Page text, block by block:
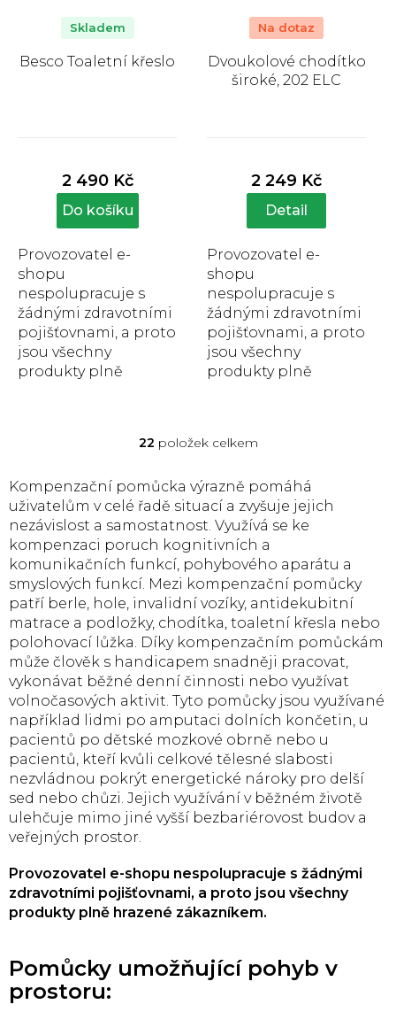
Besco Toaletní křeslo
produktu
je
5,0
hvězdiček.
Skladem
2 490 Kč
Do košíku
Provozovatel e-
shopu
nespolupracuje s
žádnými zdravotními
pojišťovnami, a proto
jsou všechny
produkty plně
Dvoukolové chodítko
široké, 202 ELC
produktu
je
hvězdiček.
Na dotaz
2 249 Kč
Detail
Provozovatel e-
shopu
nespolupracuje s
žádnými zdravotními
pojišťovnami, a proto
jsou všechny
produkty plně
duralový rám...
O
l
á
d
a
c
í
p
r
v
k
y
v
ý
p
i
s
u
22 položek celkem
Kompenzační pomůcka výrazně pomáhá
uživatelům v celé řadě situací a zvyšuje jejich
nezávislost a samostatnost. Využívá se ke
kompenzaci poruch kognitivních a
komunikačních funkcí, pohybového aparátu a
smyslových funkcí. Mezi kompenzační pomůcky
patří berle, hole, invalidní vozíky, antidekubitní
matrace a podložky, chodítka, toaletní křesla nebo
polohovací lůžka. Díky kompenzačním pomůckám
může člověk s handicapem snadněji pracovat,
vykonávat běžné denní činnosti nebo využívat
volnočasových aktivit. Tyto pomůcky jsou využívané
například lidmi po amputaci dolních končetin, u
pacientů po dětské mozkové obrně nebo u
pacientů, kteří kvůli celkové tělesné slabosti
nezvládnou pokrýt energetické nároky pro delší
sed nebo chůzi. Jejich využívání v běžném životě
ulehčuje mimo jiné vyšší bezbariérovost budov a
veřejných prostor.
Provozovatel e-shopu nespolupracuje s žádnými
zdravotními pojišťovnami, a proto jsou všechny
produkty plně hrazené zákazníkem.
Pomůcky umožňující pohyb v
prostoru: